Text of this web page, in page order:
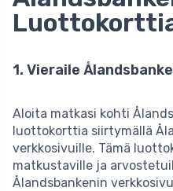
1. Vieraile
Aloita matkasi kohti
luottokorttia siirtymällä
verkkosivuille. Tämä
matkustaville ja
Ålandsbankenin